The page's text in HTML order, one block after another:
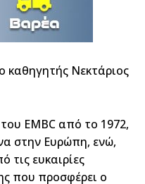
καθηγητής Νεκτάριος
EMBC από το 1972,
στην Ευρώπη, ενώ,
τις ευκαιρίες
που προσφέρει ο